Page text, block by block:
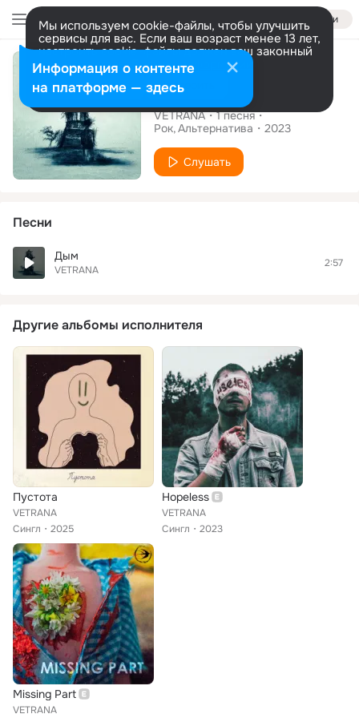
Войти
Мы используем cookie-файлы, чтобы улучшить
сервисы для вас. Если ваш возраст менее 13 лет,
настроить cookie-файлы должен ваш законный
представитель. Больше информации
Разрешить все Настроить
Сингл
Дым
VETRANA 1песня
Рок Альтернатива 2023
Слушать
Песни
Дым
VETRANA
2:57
Другие альбомы исполнителя
Пустота
VETRANA
Сингл
2025
Hopeless
VETRANA
Сингл
2023
Missing Part
VETRANA
Информация о контенте
на платформе — здесь